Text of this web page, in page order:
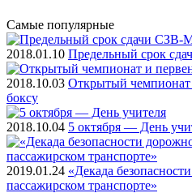
Самые популярные
2018.01.10 Предельный срок
2018.10.03 Открытый чемпионат
боксу
2018.10.04 5 октября — День
2019.01.24 «Декада
пассажирском транспорте»